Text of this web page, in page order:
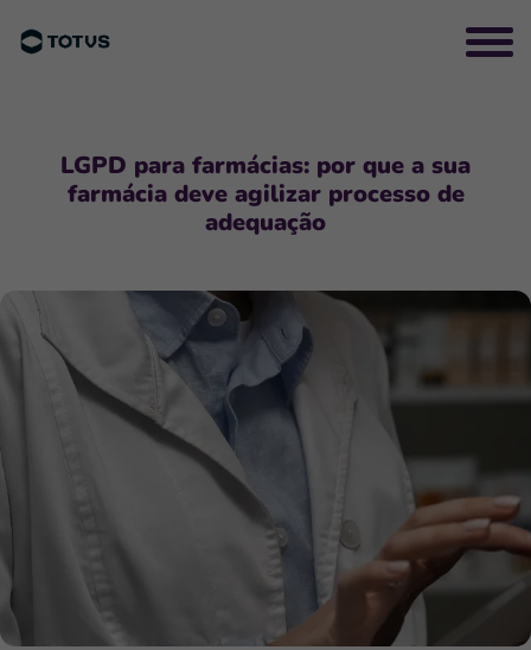
LGPD para farmácias: por que a sua
farmácia deve agilizar processo de
adequação